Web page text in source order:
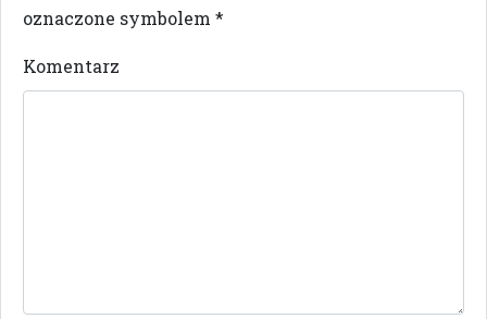
oznaczone symbolem *
Komentarz